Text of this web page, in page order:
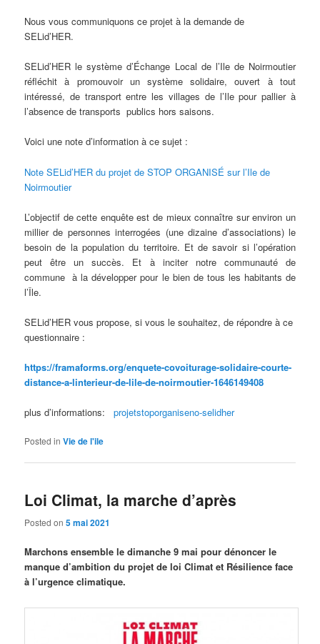
Nous vous communiquons ce projet à la demande de
SELid’HER.
SELid’HER le système d’Échange Local de l’Ile de Noirmoutier
réfléchit à promouvoir un système solidaire, ouvert à tout
intéressé, de transport entre les villages de l’Ile pour pallier à
l’absence de transports publics hors saisons.
Voici une note d’information à ce sujet :
Note SELid’HER du projet de STOP ORGANISÉ sur l’Ile de
Noirmoutier
L’objectif de cette enquête est de mieux connaître sur environ un
millier de personnes interrogées (une dizaine d’associations) le
besoin de la population du territoire. Et de savoir si l’opération
peut être un succès. Et à inciter notre communauté de
commune à la développer pour le bien de tous les habitants de
l’Île.
SELid’HER vous propose, si vous le souhaitez, de répondre à ce
questionnaire :
https://framaforms.org/enquete-covoiturage-solidaire-courte-
distance-a-linterieur-de-lile-de-noirmoutier-1646149408
plus d’informations:projetstoporganiseno-selidher
Posted in Vie de l'ile
Loi Climat, la marche d’après
Posted on5 mai 2021
Marchons ensemble le dimanche 9 mai pour dénoncer le
manque d’ambition du projet de loi Climat et Résilience face
à l’urgence climatique.